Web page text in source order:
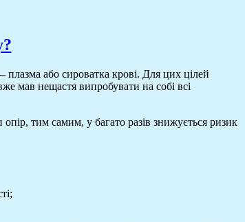
або сироватка крові. Для цих цілей
мав нещастя випробувати на собі всі
тим самим, у багато разів знижується ризик